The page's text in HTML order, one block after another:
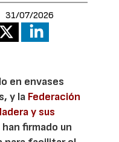
31/07/2026
en envases
y la Federación
y sus
han firmado un